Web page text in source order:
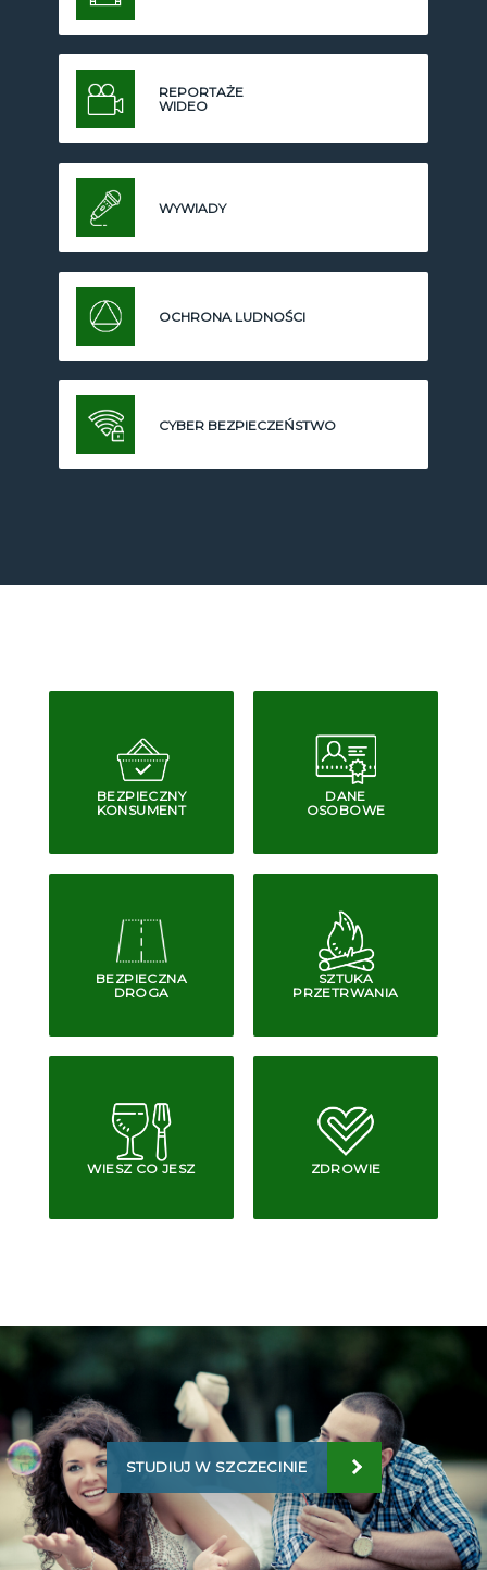
REPORTAŻE
WIDEO
WYWIADY
OCHRONA LUDNOŚCI
CYBER BEZPIECZEŃSTWO
BEZPIECZNY
KONSUMENT
DANE
OSOBOWE
BEZPIECZNA
DROGA
SZTUKA
PRZETRWANIA
WIESZ CO JESZ ZDROWIE
STUDIUJ W SZCZECINIE